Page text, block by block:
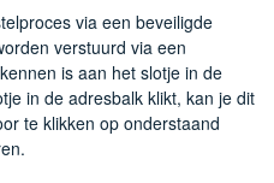
via een beveiligde
verstuurd via een
is aan het slotje in de
in de adresbalk klikt, kan je dit
te klikken op onderstaand